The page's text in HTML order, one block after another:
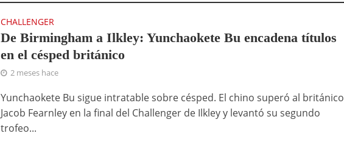
CHALLENGER
De Birmingham a Ilkley: Yunchaokete Bu encadena títulos
en el césped británico
2 meses hace
Yunchaokete Bu sigue intratable sobre césped. El chino superó al británico
Jacob Fearnley en la final del Challenger de Ilkley y levantó su segundo
trofeo...